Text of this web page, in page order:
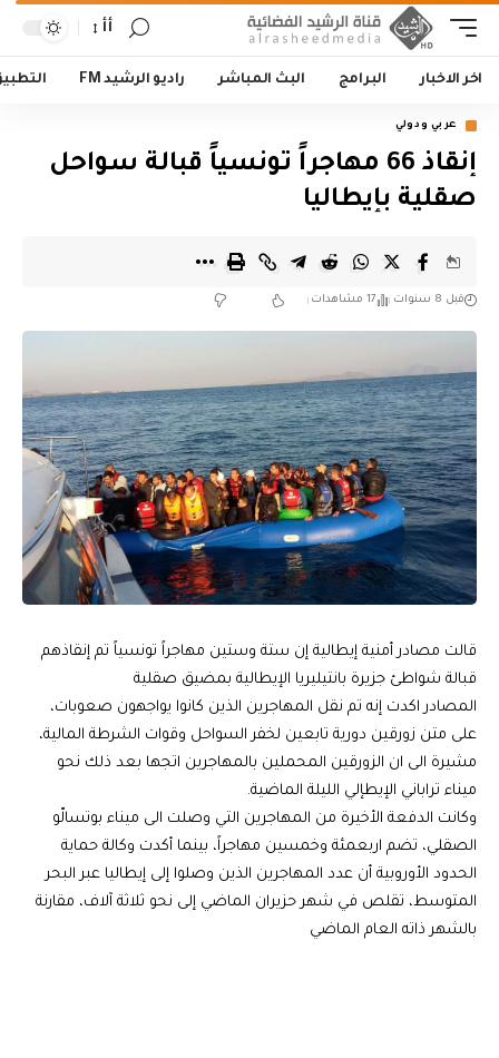
أأ
اخر الاخبار البرامج البث المباشر راديو الرشيد FM
عربي ودولي
إنقاذ 66 مهاجراً تونسياً قبالة سواحل
صقلية بإيطاليا
قبل 8 سنوات 17 مشاهدات
قالت مصادر أمنية إيطالية إن ستة وستين مهاجراً تونسياً تم إنقاذهم
قبالة شواطئ جزيرة بانتيليريا الإيطالية بمضيق صقلية
المصادر اكدت إنه تم نقل المهاجرين الذين كانوا يواجهون صعوبات،
على متن زورقين دورية تابعين لخفر السواحل وقوات الشرطة المالية،
مشيرة الى ان الزورقين المحملين بالمهاجرين اتجها بعد ذلك نحو
ميناء تراباني الإيطإلي الليلة الماضية.
وكانت الدفعة الأخيرة من المهاجرين التي وصلت الى ميناء بوتسالّو
الصقلي، تضم اربعمئة وخمسين مهاجراً، بينما أكدت وكالة حماية
الحدود الأوروبية أن عدد المهاجرين الذين وصلوا إلى إيطاليا عبر البحر
المتوسط، تقلص في شهر حزيران الماضي إلى نحو ثلاثة آلاف، مقارنة
بالشهر ذاته العام الماضي